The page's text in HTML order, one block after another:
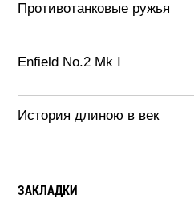
Противотанковые ружья
Enfield No.2 Mk I
История длиною в век
ЗАКЛАДКИ